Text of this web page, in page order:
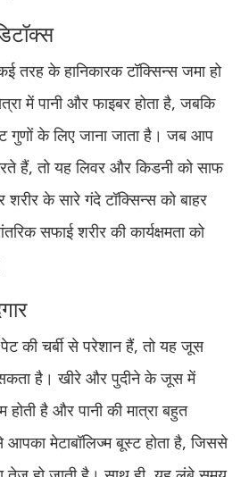
तरह के हानिकारक टॉक्सिन्स जमा हो
में पानी और फाइबर होता है, जबकि
गुणों के लिए जाना जाता है। जब आप
हैं, तो यह लिवर और किडनी को साफ
के सारे गंदे टॉक्सिन्स को बाहर
सफाई शरीर की कार्यक्षमता को
की चर्बी से परेशान हैं, तो यह जूस
है। खीरे और पुदीने के जूस में
होती है और पानी की मात्रा बहुत
मेटाबॉलिज्म बूस्ट होता है, जिससे